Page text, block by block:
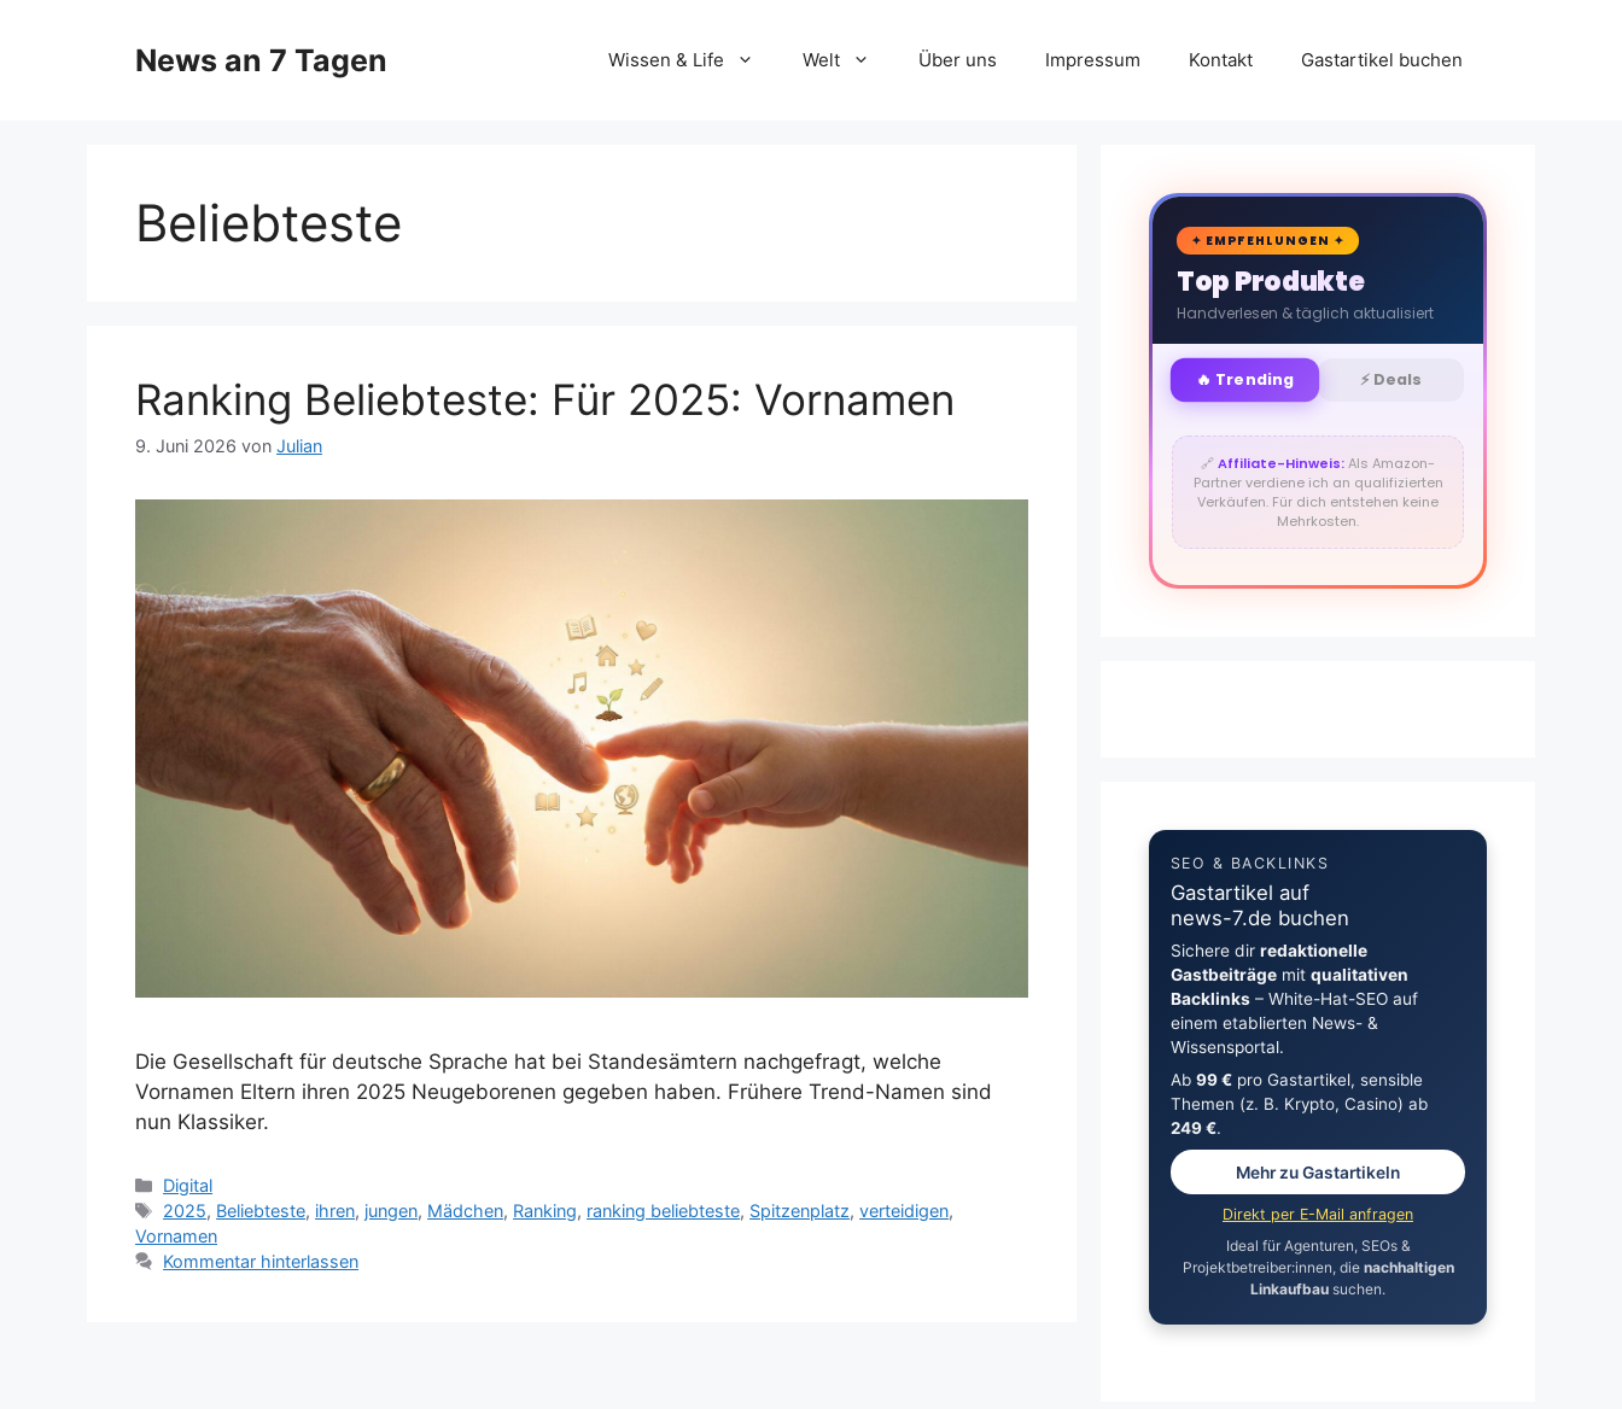
News an 7 Tagen Wissen & Life Welt Über uns Impressum Kontakt Gastartikel buchen
Beliebteste
Ranking Beliebteste: Für 2025: Vornamen
9. Juni 2026 von Julian
Die Gesellschaft für deutsche Sprache hat bei Standesämtern nachgefragt, welche
Vornamen Eltern ihren 2025 Neugeborenen gegeben haben. Frühere Trend-Namen sind
nun Klassiker.
Kategorien
Digital
Schlagwörter
2025, Beliebteste, ihren, jungen, Mädchen, Ranking, ranking beliebteste, Spitzenplatz,verteidigen,
Vornamen
Kommentar hinterlassen
🛒
✦ EMPFEHLUNGEN ✦
Top Produkte
Handverlesen & täglich aktualisiert
🔥 Trending ⚡ Deals
🔗Affiliate-Hinweis:Als Amazon-
Partner verdiene ich an qualifizierten
Verkäufen. Für dich entstehen keine
Mehrkosten.
SEO & BACKLINKS
Gastartikel auf
news-7.de buchen
Sichere dir redaktionelle
Gastbeiträgemit qualitativen
Backlinks– White-Hat-SEO auf
einem etablierten News- &
Wissensportal.
Ab 99 €pro Gastartikel, sensible
Themen (z. B. Krypto, Casino) ab
249 €.
Mehr zu Gastartikeln
Direkt per E-Mail anfragen
Ideal für Agenturen, SEOs &
Projektbetreiber:innen, die nachhaltigen
Linkaufbau suchen.